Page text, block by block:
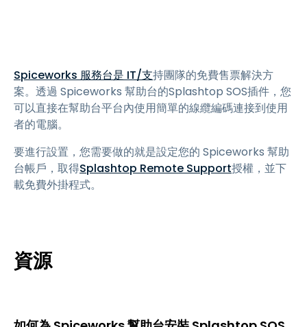
Spiceworks 服務台是 IT/支持團隊的免費售票解決方
案。透過 Spiceworks 幫助台的Splashtop SOS插件，您
可以直接在幫助台平台內使用簡單的線纜編碼連接到使用
者的電腦。
要進行設置，您需要做的就是設定您的 Spiceworks 幫助
台帳戶，取得Splashtop Remote Support授權，並下
載免費外掛程式。
資源